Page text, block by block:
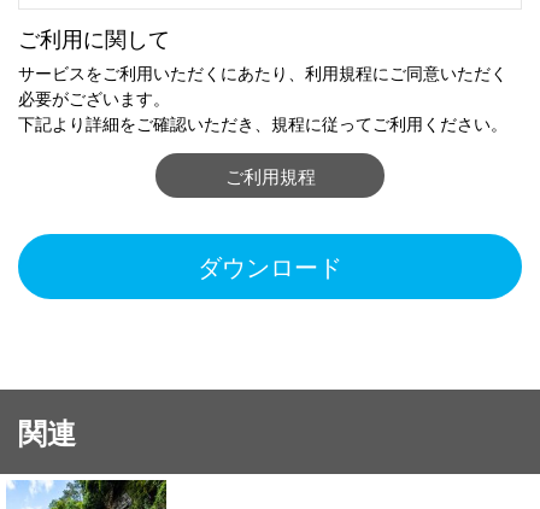
ご利用に関して
サービスをご利用いただくにあたり、利用規程にご同意いただく
必要がございます。
下記より詳細をご確認いただき、規程に従ってご利用ください。
ご利用規程
ダウンロード
関連